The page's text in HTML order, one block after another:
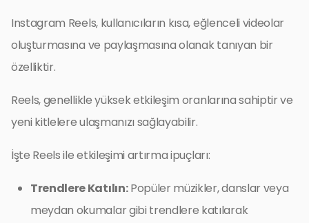
Instagram Reels, kullanıcıların kısa, eğlenceli videolar
oluşturmasına ve paylaşmasına olanak tanıyan bir
özelliktir.
Reels, genellikle yüksek etkileşim oranlarına sahiptir ve
yeni kitlelere ulaşmanızı sağlayabilir.
İşte Reels ile etkileşimi artırma ipuçları:
Trendlere Katılın:Popüler müzikler, danslar veya
meydan okumalar gibi trendlere katılarak